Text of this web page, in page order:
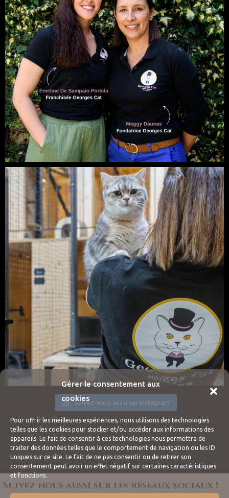
Gérer le consentement aux
cookies
Pour offrir les meilleures expériences, nous utilisons des technologies
telles que les cookies pour stocker et/ou accéder aux informations des
appareils. Le fait de consentir à ces technologies nous permettra de
traiter des données telles que le comportement de navigation ou les ID
uniques sur ce site. Le fait de ne pas consentir ou de retirer son
consentement peut avoir un effet négatif sur certaines caractéristiques
et fonctions.
Suivez-nous aussi sur Instagram
Suivez nous aussi sur les réseaux sociaux !